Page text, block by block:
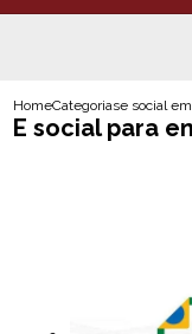
HomeCategoriase social
E social para